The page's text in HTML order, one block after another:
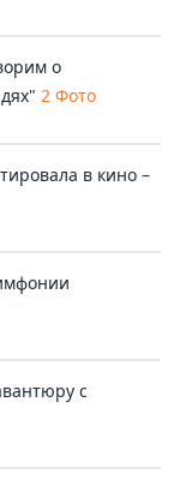
о
2 Фото
в кино –
с